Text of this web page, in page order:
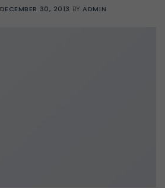
DECEMBER 30, 2013 BYADMIN